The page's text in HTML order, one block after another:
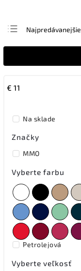
Najpredávanejšie
Najlacnejšie
€ 11
Na sklade
Značky
MMO
Vyberte farbu
Petrolejová
Vyberte veľkosť